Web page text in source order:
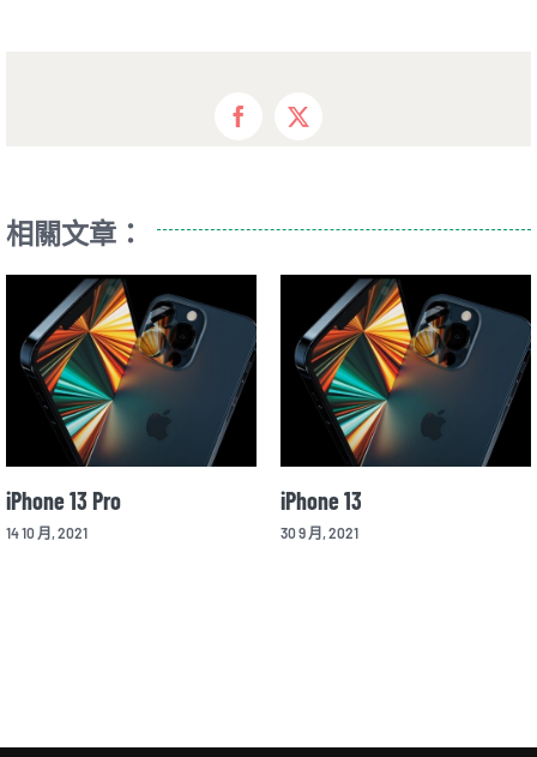
Facebook
X
相關文章：
iPhone 13 Pro
14 10 月, 2021
iPhone 13
30 9 月, 2021